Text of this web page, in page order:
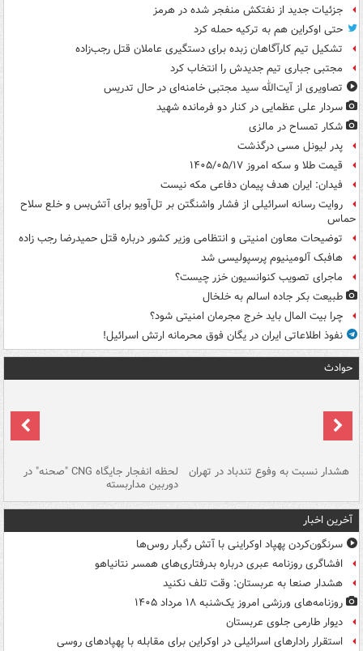
جزئیات جدید از نفتکش منفجر شده در هرمز
حتی اوکراین هم به ترکیه حمله کرد
تشکیل تیم کارآگاهان زبده برای دستگیری عاملان قتل رجب‌زاده
مجتبی جباری تیم جدیدش را انتخاب کرد
تصاویری از آیت‌الله سید مجتبی خامنه‌ای در حال تدریس
سردار علی عظمایی در کنار دو فرمانده شهید
شکار تمساح در مالزی
پدر لیونل مسی درگذشت
قیمت طلا و سکه امروز ۱۴۰۵/۰۵/۱۷
فیدان: ایران هدف پیمان دفاعی مکه نیست
روایت رسانه اسرائیلی از فشار واشنگتن بر تل‌آویو برای آتش‌بس و خلع سلاح
حماس
توضیحات معاون امنیتی و انتظامی وزیر کشور درباره قتل حمیدرضا رجب زاده
هافبک آلومینیوم پرسپولیسی شد
ماجرای تصویب کنوانسیون خزر چیست؟
طبیعت بکر جاده اسالم به خلخال
چرا بیت المال باید خرج مجرمان امنیتی شود؟
نفوذ اطلاعاتی ایران در یگان فوق محرمانه ارتش اسرائیل!
حوادث
هشدار نسبت به وفوع تندباد در تهران لحظه انفجار جایگاه CNG "صحنه" در
دوربین مداربسته
آخرین اخبار
سرنگون‌کردن پهپاد اوکراینی با آتش رگبار روس‌ها
افشاگری روزنامه عبری درباره بدرفتاری‌های همسر نتانیاهو
هشدار صنعا به عربستان: وقت تلف نکنید
روزنامه‌های ورزشی امروز یک‌شنبه ۱۸ مرداد ۱۴۰۵
دیوار طارمی جلوی عربستان
استقرار رادارهای اسرائیلی در اوکراین برای مقابله با پهپادهای روسی